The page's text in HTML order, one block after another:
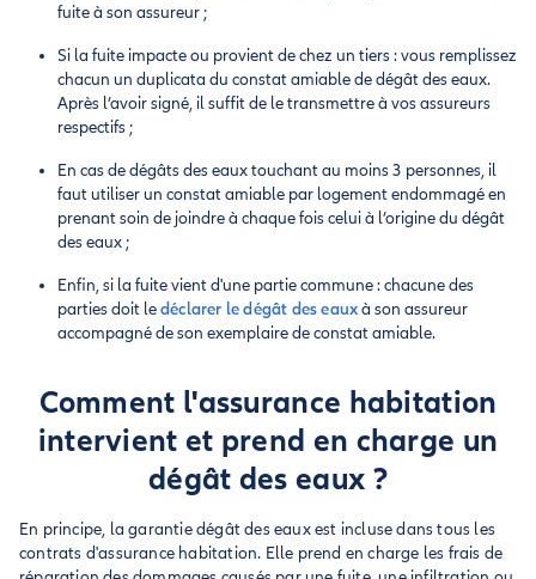
fuite à son assureur ;
Si la fuite impacte ou provient de chez un tiers : vous remplissez
chacun un duplicata du constat amiable de dégât des eaux.
Après l’avoir signé, il suffit de le transmettre à vos assureurs
respectifs ;
En cas de dégâts des eaux touchant au moins 3 personnes, il
faut utiliser un constat amiable par logement endommagé en
prenant soin de joindre à chaque fois celui à l’origine du dégât
des eaux ;
Enfin, si la fuite vient d'une partie commune : chacune des
parties doit ledéclarer le dégât des eauxà son assureur
accompagné de son exemplaire de constat amiable.
Comment l'assurance habitation
intervient et prend en charge un
dégât des eaux ?
En principe, la garantie dégât des eaux est incluse dans tous les
contrats d'assurance habitation. Elle prend en charge les frais de